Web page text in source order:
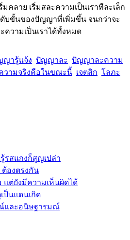
คลาย เริ่มสละความเป็นเราทีละเล็ก
บขั้นของปัญญาที่เพิ่มขึ้น จนกว่าจะ
ความเป็นเราได้ทั้งหมด
ญารู้แจ้ง ปัญญาละ ปัญญาละความ
วามจริงคือในขณะนี้ เจตสิก โลภะ
รสแกงก็สูญเปล่า
ต้องตรงกัน
แต่ยังมีความเห็นผิดได้
ป็นแดนเกิด
และอนิษฐารมณ์